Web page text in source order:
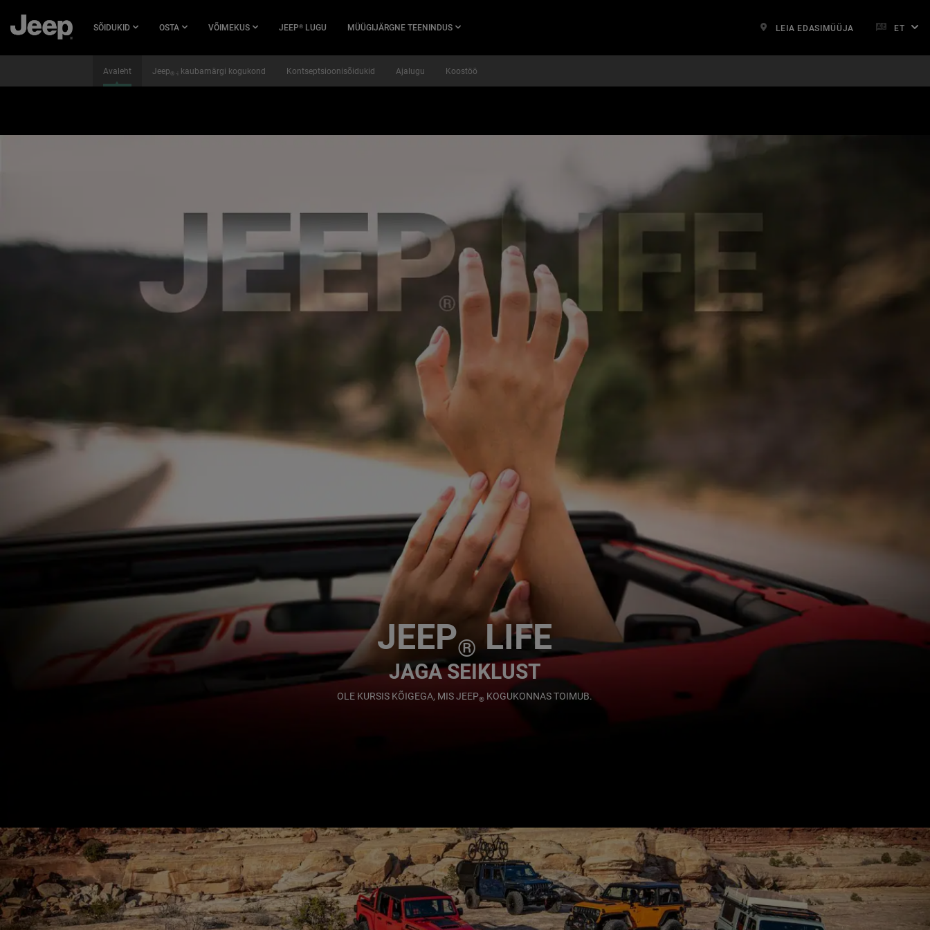
PÕHISISU
JUURDE
SÕIDUKID OSTA VÕIMEKUS JEEP® LUGU MÜÜGIJÄRGNE TEENINDUS LEIA EDASIMÜÜJA ET
Avaleht Jeep® -i kaubamärgi kogukond Kontseptsioonisõidukid Ajalugu Koostöö
NAVIGATION
JEEP®LIFE
JAGA SEIKLUST
OLE KURSIS KÕIGEGA, MIS JEEP® KOGUKONNAS TOIMUB.